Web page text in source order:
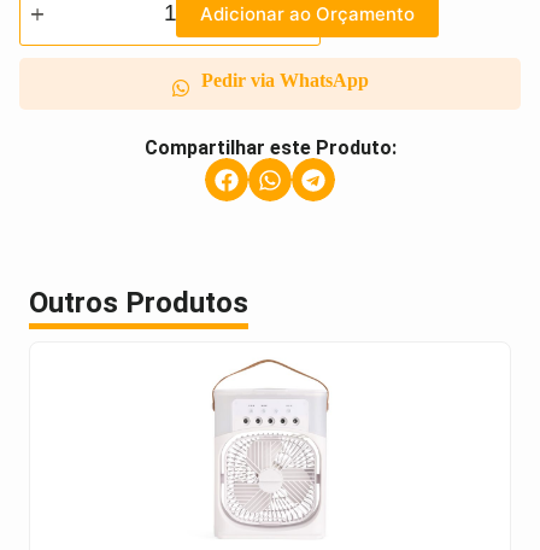
Adicionar ao Orçamento
Pedir via WhatsApp
Compartilhar este Produto:
Outros Produtos